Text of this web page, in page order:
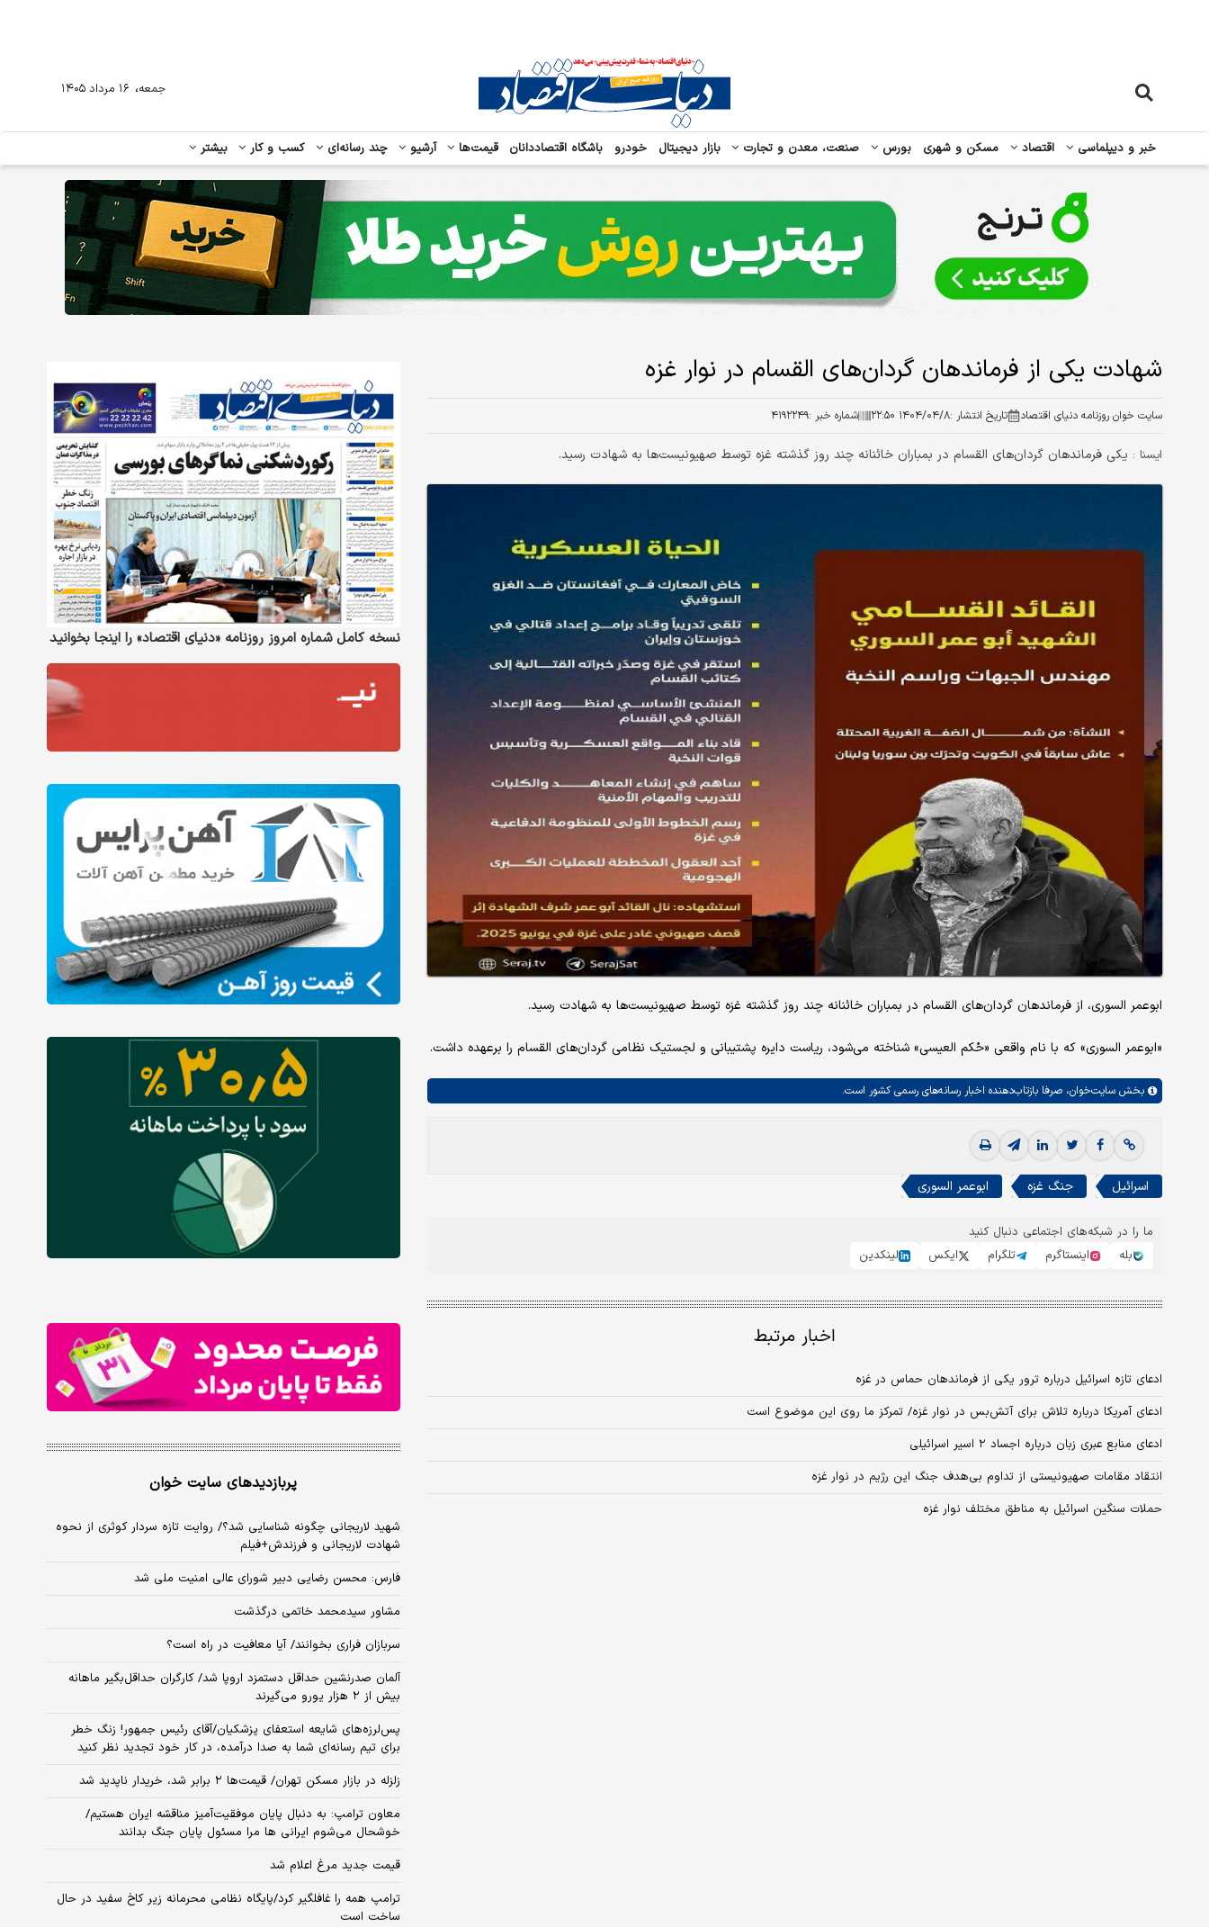
خبر و دیپلماسی اقتصاد مسکن و شهری بورس صنعت، معدن و تجارت بازار دیجیتال خودرو باشگاه اقتصاددانان قیمت‌ها آرشیو چند رسانه‌ای کسب و کار بیشتر
جمعه، ۱۶ مرداد ۱۴۰۵
شهادت یکی از فرماندهان گردان‌های القسام در نوار غزه
سایت خوان روزنامه دنیای اقتصاد تاریخ انتشار :۱۴۰۴/۰۴/۸ ۲۲:۵۰ شماره خبر :۴۱۹۲۲۴۹
ايسنا : یکی فرماندهان گردان‌های القسام در بمباران خائنانه چند روز گذشته غزه توسط صهیونیست‌ها به شهادت رسید.
ابوعمر السوری، از فرماندهان گردان‌های القسام در بمباران خائنانه چند روز گذشته غزه توسط صهیونیست‌ها به شهادت رسید.
«ابوعمر السوری» که با نام واقعی «حُکم العیسی» شناخته می‌شود، ریاست دایره پشتیبانی و لجستیک نظامی گردان‌های القسام را برعهده داشت.
بخش سایت‌خوان، صرفا بازتاب‌دهنده اخبار رسانه‌های رسمی کشور است.
اسرائیل جنگ غزه ابوعمر السوری
ما را در شبکه‌های اجتماعی دنبال کنید
بله
اینستاگرم تلگرام ایکس لینکدین
اخبار مرتبط
ادعای تازه اسرائیل درباره ترور یکی از فرماندهان حماس در غزه
ادعای آمریکا درباره تلاش برای آتش‌بس در نوار غزه/ تمرکز ما روی این موضوع است
ادعای منابع عبری زبان درباره اجساد ۲ اسیر اسرائیلی
انتقاد مقامات صهیونیستی از تداوم بی‌هدف جنگ این رژیم در نوار غزه
حملات سنگین اسرائیل به مناطق مختلف نوار غزه
نسخه کامل شماره امروز روزنامه «دنیای‌ اقتصاد» را اینجا بخوانید
پربازدیدهای سایت خوان
شهید لاریجانی چگونه شناسایی شد؟/ روایت تازه سردار کوثری از نحوه
شهادت لاریجانی و فرزندش+فیلم
فارس: محسن رضایی دبیر شورای عالی امنیت ملی شد
مشاور سیدمحمد خاتمی درگذشت
سربازان فراری بخوانند/ آیا معافیت در راه است؟
آلمان صدرنشین حداقل دستمزد اروپا شد/ کارگران حداقل‌بگیر ماهانه
بیش از ۲ هزار یورو می‌گیرند
پس‌لرزه‌های شایعه استعفای پزشکیان/آقای رئیس جمهور! زنگ خطر
برای تیم رسانه‌ای شما به صدا درآمده، در کار خود تجدید نظر کنید
زلزله در بازار مسکن تهران/ قیمت‌ها ۲ برابر شد، خریدار ناپدید شد
معاون ترامپ: به دنبال پایان موفقیت‌آمیز مناقشه ایران هستیم/
خوشحال می‌شوم ایرانی ها مرا مسئول پایان جنگ بدانند
قیمت جدید مرغ اعلام شد
ترامپ همه را غافلگیر کرد/پایگاه نظامی محرمانه زیر کاخ سفید در حال
ساخت است